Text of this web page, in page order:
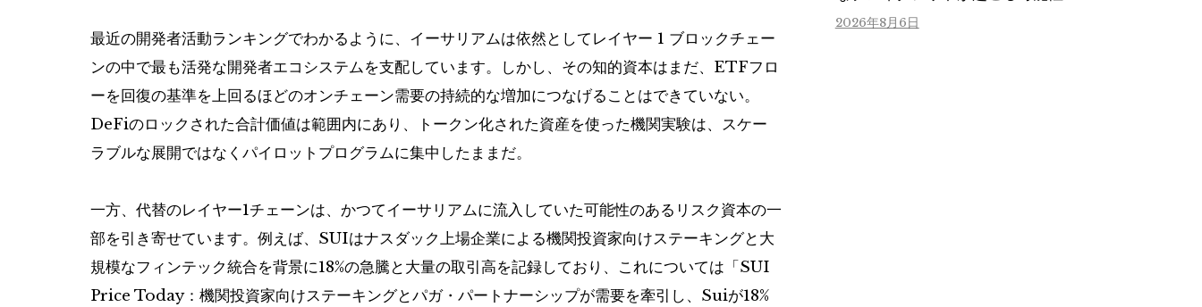
最近の開発者活動ランキングでわかるように、イーサリアムは依然としてレイヤー 1 ブロックチェー
ンの中で最も活発な開発者エコシステムを支配しています。しかし、その知的資本はまだ、ETFフロ
ーを回復の基準を上回るほどのオンチェーン需要の持続的な増加につなげることはできていない。
DeFiのロックされた合計価値は範囲内にあり、トークン化された資産を使った機関実験は、スケー
ラブルな展開ではなくパイロットプログラムに集中したままだ。
一方、代替のレイヤー1チェーンは、かつてイーサリアムに流入していた可能性のあるリスク資本の一
部を引き寄せています。例えば、SUIはナスダック上場企業による機関投資家向けステーキングと大
規模なフィンテック統合を背景に18%の急騰と大量の取引高を記録しており、これについては「SUI
Price Today：機関投資家向けステーキングとパガ・パートナーシップが需要を牽引し、Suiが18%
2026年8月6日